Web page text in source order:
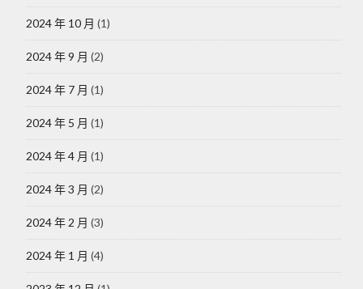
2024 年 10 月 (1)
2024 年 9 月 (2)
2024 年 7 月 (1)
2024 年 5 月 (1)
2024 年 4 月 (1)
2024 年 3 月 (2)
2024 年 2 月 (3)
2024 年 1 月 (4)